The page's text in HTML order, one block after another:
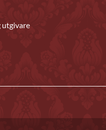
utgivare